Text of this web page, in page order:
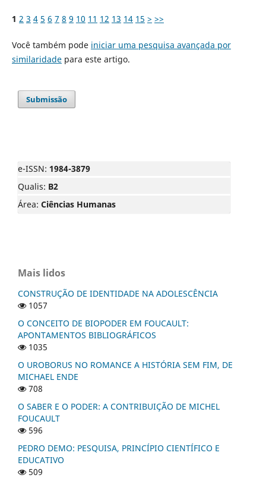
1 2 3 4 5 6 7 8 9 10 11 12 13 14 15 > >>
Você também pode iniciar uma pesquisa avançada por
similaridadepara este artigo.
Submissão
e-ISSN: 1984-3879
Qualis: B2
Área: Ciências Humanas
Mais lidos
CONSTRUÇÃO DE IDENTIDADE NA ADOLESCÊNCIA
1057
O CONCEITO DE BIOPODER EM FOUCAULT:
APONTAMENTOS BIBLIOGRÁFICOS
1035
O UROBORUS NO ROMANCE A HISTÓRIA SEM FIM, DE
MICHAEL ENDE
708
O SABER E O PODER: A CONTRIBUIÇÃO DE MICHEL
FOUCAULT
596
PEDRO DEMO: PESQUISA, PRINCÍPIO CIENTÍFICO E
EDUCATIVO
509